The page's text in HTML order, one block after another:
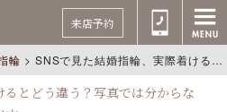
来店予約
輪 > SNSで見た結婚指輪、実際着けるとどう違う？写真では分からない“本当に似合う指輪”の見つけ方
とどう違う？写真では分からな